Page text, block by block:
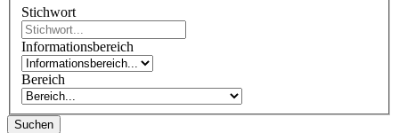
Stichwort
Informationsbereich
Bereich
Suchen